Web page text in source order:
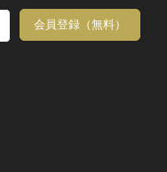
会員登録（無料）